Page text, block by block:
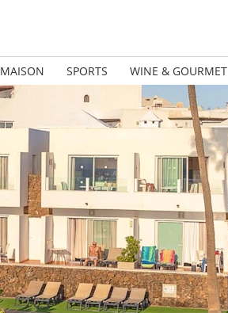
MAISON SPORTS WINE & GOURMET